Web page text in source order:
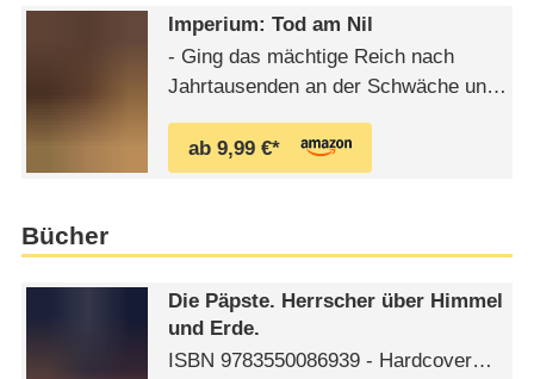
Imperium: Tod am Nil
- Ging das mächtige Reich nach
Jahrtausenden an der Schwäche und
Kleopatra zu Grunde? Oder was das
Gottkönigtum den Herausforderungen
Echnaton durch Inzucht genetisch
der …
ab 9,99 €*
Bücher
Die Päpste. Herrscher über Himmel
und Erde.
ISBN 9783550086939 - Hardcover